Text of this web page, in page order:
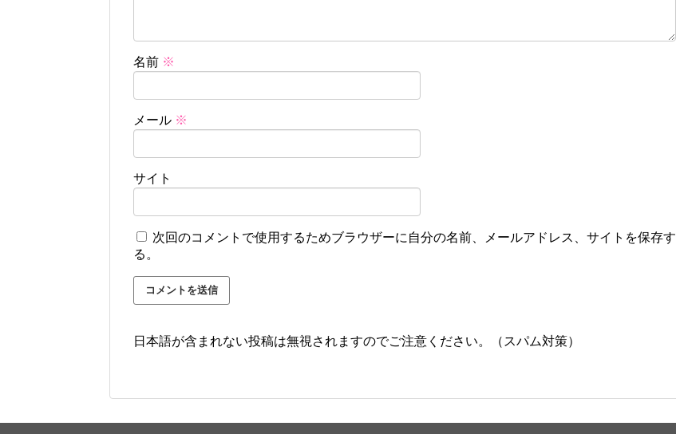
名前 ※
メール ※
サイト
次回のコメントで使用するためブラウザーに自分の名前、メールアドレス、サイトを保存す
る。
日本語が含まれない投稿は無視されますのでご注意ください。（スパム対策）